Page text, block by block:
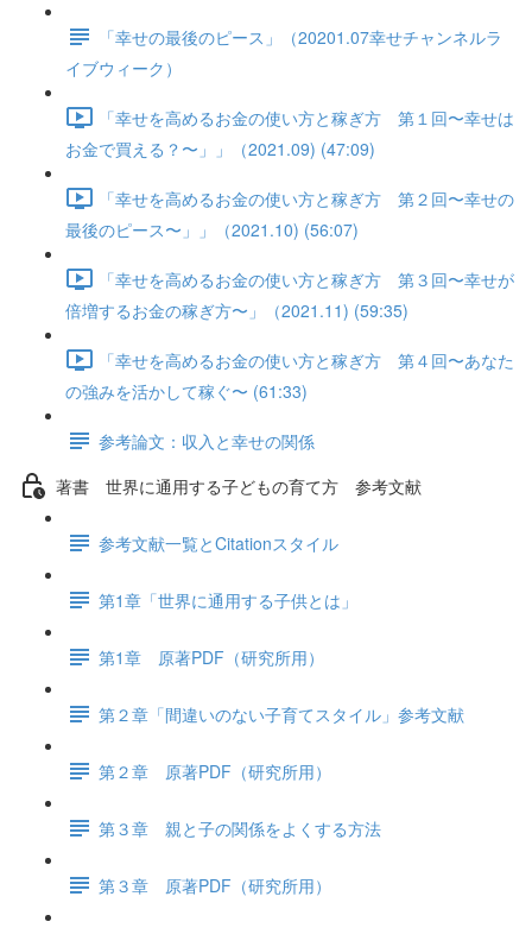
「幸せの最後のピース」（20201.07幸せチャンネルラ
イブウィーク）
「幸せを高めるお金の使い方と稼ぎ方 第１回〜幸せは
お金で買える？〜」」（2021.09) (47:09)
「幸せを高めるお金の使い方と稼ぎ方 第２回〜幸せの
最後のピース〜」」（2021.10) (56:07)
「幸せを高めるお金の使い方と稼ぎ方 第３回〜幸せが
倍増するお金の稼ぎ方〜」（2021.11) (59:35)
「幸せを高めるお金の使い方と稼ぎ方 第４回〜あなた
の強みを活かして稼ぐ〜 (61:33)
参考論文：収入と幸せの関係
著書 世界に通用する子どもの育て方 参考文献
参考文献一覧とCitationスタイル
第1章「世界に通用する子供とは」
第1章 原著PDF（研究所用）
第２章「間違いのない子育てスタイル」参考文献
第２章 原著PDF（研究所用）
第３章 親と子の関係をよくする方法
第３章 原著PDF（研究所用）